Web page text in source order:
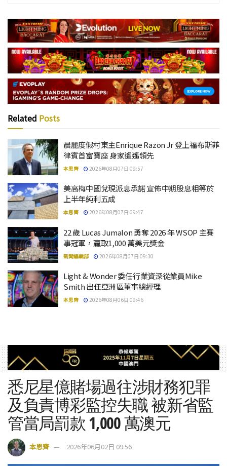
Related Posts
晨麗度假村東主Enrique Razon Jr 登上福布斯菲
律賓首富寶座 身家遙遙領先
本思齊 2026年08月07日 09:57
美高梅中國兌現派息承諾 宣佈中期股息相等於
上半年純利五成
本思齊 2026年08月07日 09:47
22 歲 Lucas Jumalon 勇奪 2026 年 WSOP 主賽
事冠軍，贏取1,000 萬美元獎金
新聞編輯部 2026年08月07日 09:30
Light & Wonder 委任行業資深從業員Mike
Smith 出任亞洲區董事總經理
本思齊 2026年08月06日 09:46
悉尼星億賭場過往涉財務犯罪
及負責博彩監控失職 被新省監
管當局罰款 1,000 萬澳元
本思齊 2026年06月02日 09:56